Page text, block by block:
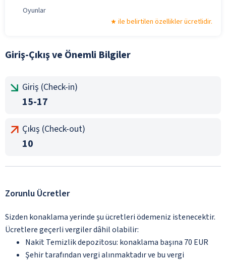
Oyunlar
ile belirtilen özellikler ücretlidir.
Giriş-Çıkış ve Önemli Bilgiler
Giriş (Check-in)
15-17
Çıkış (Check-out)
10
Zorunlu Ücretler
Sizden konaklama yerinde şu ücretleri ödemeniz istenecektir.
Ücretlere geçerli vergiler dâhil olabilir:
Nakit Temizlik depozitosu: konaklama başına 70 EUR
Şehir tarafından vergi alınmaktadır ve bu vergi